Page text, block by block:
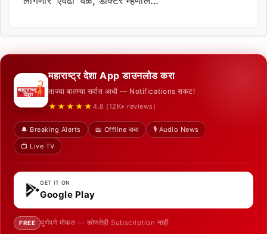
महाराष्ट्र देशा App डाउनलोड करा
ताज्या बातम्या सर्वात आधी — Notifications सकट!
★★★★★ 4.8 (12K+ reviews)
🔔 Breaking Alerts 📖 Offline वाचा
🎙️ Audio News
📺 Live TV
GET IT ON
Google Play
FREE पूर्णपणे मोफत — कोणतेही Subscription नाही